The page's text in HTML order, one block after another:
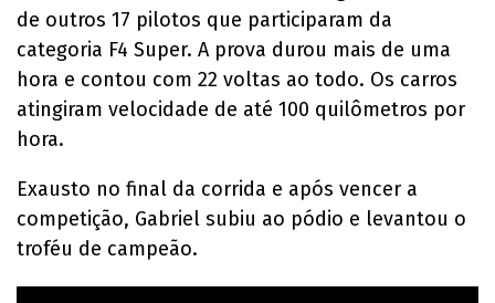
de outros 17 pilotos que participaram da
categoria F4 Super. A prova durou mais de uma
hora e contou com 22 voltas ao todo. Os carros
atingiram velocidade de até 100 quilômetros por
hora.
Exausto no final da corrida e após vencer a
competição, Gabriel subiu ao pódio e levantou o
troféu de campeão.